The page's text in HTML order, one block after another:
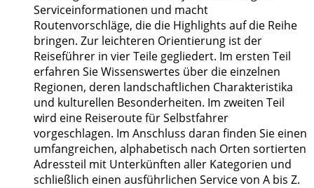
Serviceinformationen und macht
Routenvorschläge, die die Highlights auf die Reihe
bringen. Zur leichteren Orientierung ist der
Reiseführer in vier Teile gegliedert. Im ersten Teil
erfahren Sie Wissenswertes über die einzelnen
Regionen, deren landschaftlichen Charakteristika
und kulturellen Besonderheiten. Im zweiten Teil
wird eine Reiseroute für Selbstfahrer
vorgeschlagen. Im Anschluss daran finden Sie einen
umfangreichen, alphabetisch nach Orten sortierten
Adressteil mit Unterkünften aller Kategorien und
schließlich einen ausführlichen Service von A bis Z.